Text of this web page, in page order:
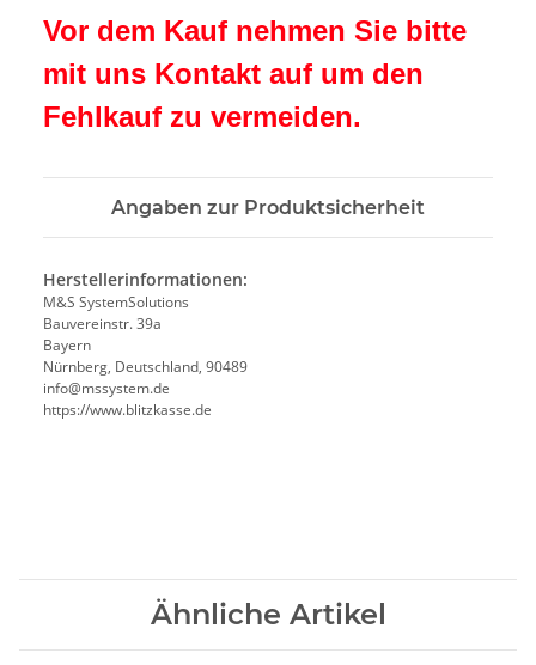
Vor dem Kauf nehmen Sie bitte
mit uns Kontakt auf um den
Fehlkauf zu vermeiden.
Angaben zur Produktsicherheit
Herstellerinformationen:
M&S SystemSolutions
Bauvereinstr. 39a
Bayern
Nürnberg, Deutschland, 90489
info@mssystem.de
https://www.blitzkasse.de
Ähnliche Artikel